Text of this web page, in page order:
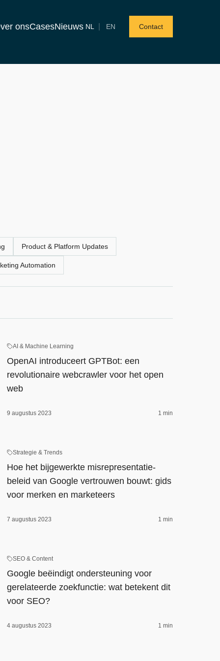
onsCasesNieuws NL EN Contact
Product & Platform Updates
Automation
AI & Machine Learning
OpenAI introduceert GPTBot: een
revolutionaire webcrawler voor het open
web
9 augustus 2023 1 min
Strategie & Trends
Hoe het bijgewerkte misrepresentatie-
beleid van Google vertrouwen bouwt: gids
voor merken en marketeers
7 augustus 2023 1 min
SEO & Content
Google beëindigt ondersteuning voor
gerelateerde zoekfunctie: wat betekent dit
voor SEO?
4 augustus 2023 1 min